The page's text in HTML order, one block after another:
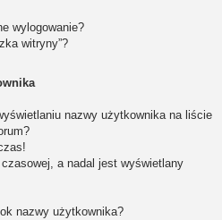
wylogowanie?
witryny”?
nazwy użytkownika na liście
a nadal jest wyświetlany
nazwy użytkownika?